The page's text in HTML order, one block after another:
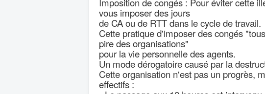
vous imposer des jours
de CA ou de RTT dans le cycle de travail.
Cette pratique d'imposer des congés
pire des organisations"
pour la vie personnelle des agents.
Un mode dérogatoire causé par la
Cette organisation n'est pas un progrès,
effectifs :